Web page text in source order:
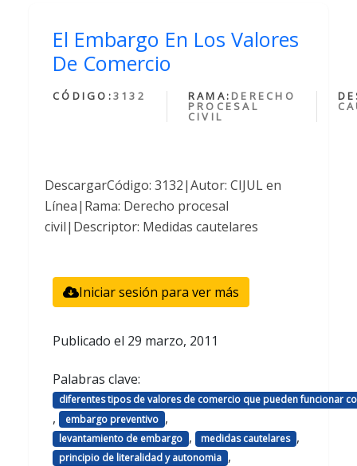
El Embargo En Los Valores
De Comercio
CÓDIGO:3132 RAMA: DERECHO
PROCESAL
CIVIL
DescargarCódigo: 3132|Autor: CIJUL en
Línea|Rama: Derecho procesal
civil|Descriptor: Medidas cautelares
Iniciar sesión para ver más
Publicado el 29 marzo, 2011
Palabras clave:
diferentes tipos de valores de comercio que pueden funcionar
, embargo preventivo ,
levantamiento de embargo , medidas cautelares ,
principio de literalidad y autonomia ,